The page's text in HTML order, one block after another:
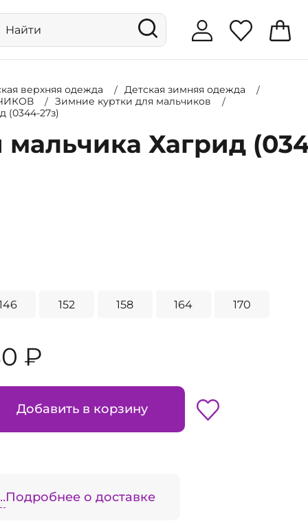
верхняя одежда
Детская зимняя одежда
Зимние куртки для мальчиков
(0344-27з)
мальчика Хагрид
152 158 164 170
₽
Добавить в корзину
Подробнее о доставке